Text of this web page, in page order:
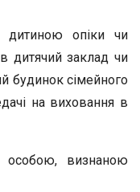
дитиною опіки чи
дитячий заклад чи
будинок сімейного
на виховання в
особою, визнаною